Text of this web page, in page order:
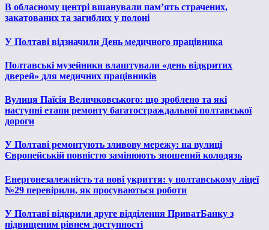
В обласному центрі вшанували пам’ять страчених,
закатованих та загиблих у полоні
У Полтаві відзначили День медичного працівника
Полтавські музейники влаштували «день відкритих
дверей» для медичних працівників
Вулиця Паїсія Величковського: що зроблено та які
наступні етапи ремонту багатостраждальної полтавської
дороги
У Полтаві ремонтують зливову мережу: на вулиці
Європейській повністю замінюють зношений колодязь
Енергонезалежність та нові укриття: у полтавському ліцеї
№29 перевірили, як просуваються роботи
У Полтаві відкрили друге відділення ПриватБанку з
підвищеним рівнем доступності